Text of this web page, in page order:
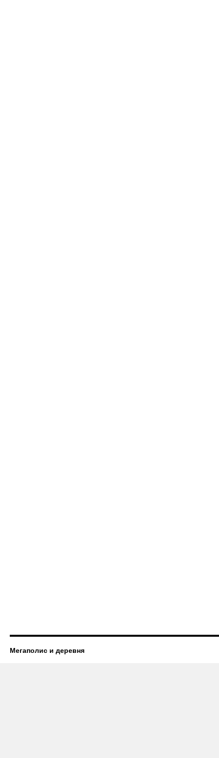
Мегаполис и деревня